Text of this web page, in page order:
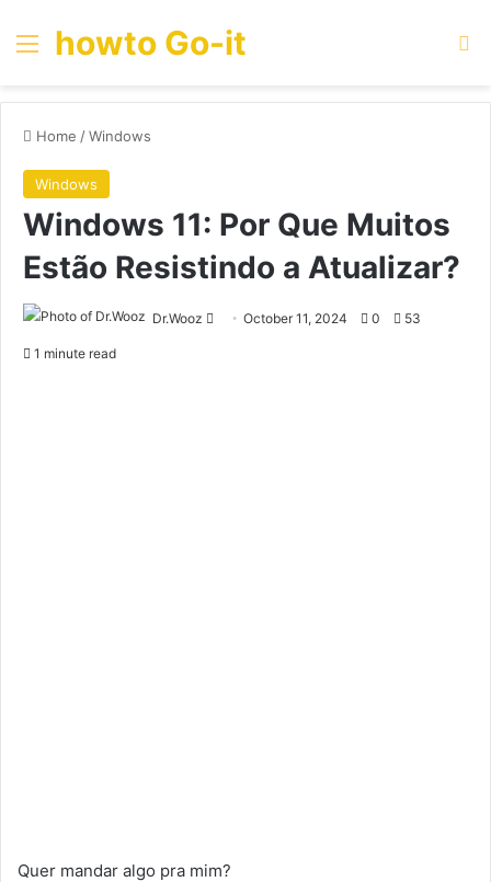
Menu
howto Go-it
Home /Windows
Windows
Windows 11: Por Que Muitos
Estão Resistindo a Atualizar?
Dr.Wooz
SendOctober 11, 2024 0 53
1 minute read
Quer mandar algo pra mim?